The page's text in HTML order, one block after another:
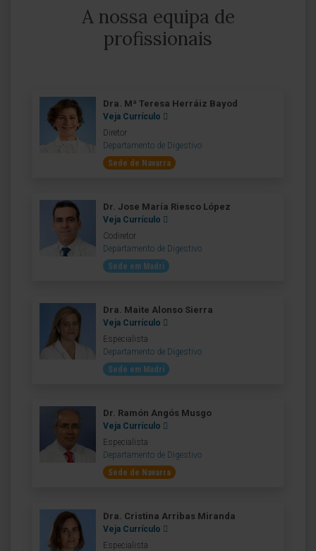
A nossa equipa de
profissionais
Dra. Mª Teresa Herráiz Bayod
Veja Currículo
Diretor
Departamento de Digestivo
Sede de Navarra
Dr. Jose María Riesco López
Veja Currículo
Codiretor
Departamento de Digestivo
Sede em Madri
Dra. Maite Alonso Sierra
Veja Currículo
Especialista
Departamento de Digestivo
Sede em Madri
Dr. Ramón Angós Musgo
Veja Currículo
Especialista
Departamento de Digestivo
Sede de Navarra
Dra. Cristina Arribas Miranda
Veja Currículo
Especialista